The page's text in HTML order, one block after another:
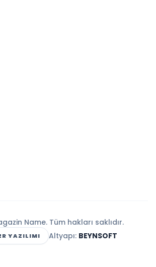
Name. Tüm hakları saklıdır.
YAZILIMI Altyapı: BEYNSOFT